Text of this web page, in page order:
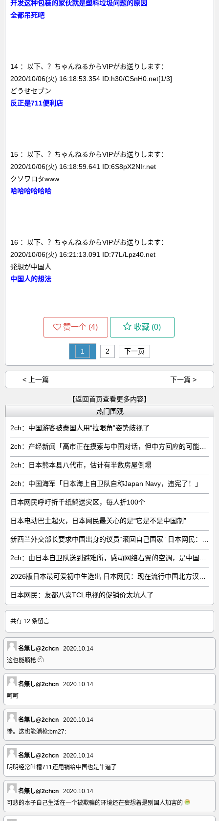
开发这种包装的家伙就是塑料垃圾问题的原因
全都吊死吧
14 ：以下、？ちゃんねるからVIPがお送りします：
2020/10/06(火) 16:18:53.354 ID:h30/CSnH0.net[1/3]
どうせセブン
反正是711便利店
15 ：以下、？ちゃんねるからVIPがお送りします：
2020/10/06(火) 16:18:59.641 ID:6S8pX2NIr.net
クソワロタwww
哈哈哈哈哈哈
16 ：以下、？ちゃんねるからVIPがお送りします：
2020/10/06(火) 16:21:13.091 ID:77L/Lpz40.net
発想が中国人
中国人的想法
赞一个 (4) 收藏 (0)
1 2 下一页
< 上一篇 下一篇 >
【返回首页查看更多内容】
热门围观
2ch：中国游客被泰国人用“拉眼角”姿势歧视了
2ch：日本熊本县八代市，估计有半数房屋倒塌
2ch：中国海军「日本海上自卫队自称Japan Navy，违宪了！」
日本网民呼吁折千纸鹤送灾区，每人折100个
日本电动巴士起火，日本网民最关心的是“它是不是中国制”
日本网民：友都八喜TCL电视的促销价太坑人了
共有 12 条留言
名無し@2chcn
2020.10.14
这也能躺枪
名無し@2chcn
2020.10.14
呵呵
名無し@2chcn
2020.10.14
惨。这也能躺枪:bm27:
名無し@2chcn
2020.10.14
明明经常吐槽711还甩锅给中国也是牛逼了
名無し@2chcn
2020.10.14
可悲的本子自己生活在一个被欺骗的环境还在妄想着是别国人加害的